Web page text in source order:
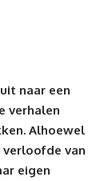
naar een
verhalen
Alhoewel
van
eigen